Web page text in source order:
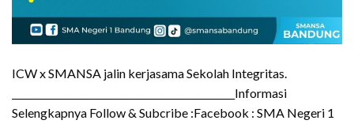
ICW x SMANSA jalin kerjasama Sekolah Integritas.
_______________________________________________Informasi
Selengkapnya Follow & Subcribe :Facebook : SMA Negeri 1